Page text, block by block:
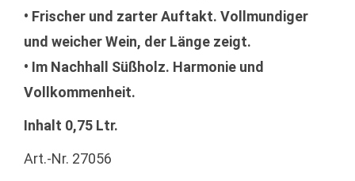
• Frischer und zarter Auftakt. Vollmundiger
und weicher Wein, der Länge zeigt.
• Im Nachhall Süßholz. Harmonie und
Vollkommenheit.
Inhalt 0,75 Ltr.
Art.-Nr. 27056